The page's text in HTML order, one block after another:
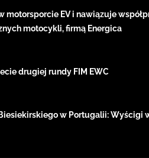
motorsporcie EV i nawiązuje
motocykli, firmą Energica
drugiej rundy FIM EWC
w Portugalii: Wyścigi